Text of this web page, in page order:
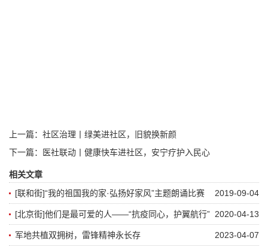
上一篇： 社区治理丨绿美进社区，旧貌换新颜
下一篇：
医社联动丨健康快车进社区，安宁疗护入民心
相关文章
2019-09-04
[联和街]“我的祖国我的家·弘扬好家风”主题朗诵比赛
2020-04-13
[北京街]他们是最可爱的人——“抗疫同心，护翼航行”
北京街社工站抗疫暖心系列行动 2023-04-07
军地共植双拥树，雷锋精神永长存